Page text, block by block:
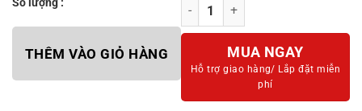
Bàn training M1921 số lượng
THÊM VÀO GIỎ HÀNG MUA NGAY
Hỗ trợ giao hàng/ Lắp đặt miễn
phí